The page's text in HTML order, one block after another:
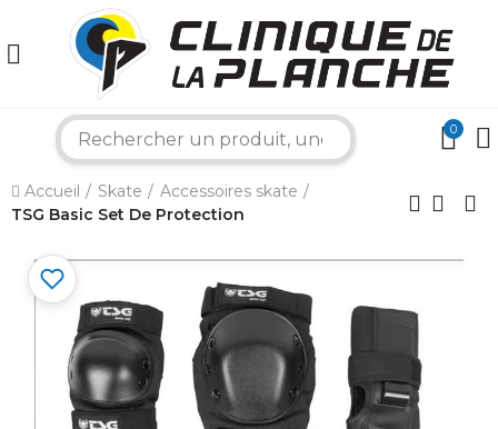
0
Accueil Skate
Accessoires skate
TSG Basic Set De Protection
×
Bonjour ! Je suis votre expert nautique.